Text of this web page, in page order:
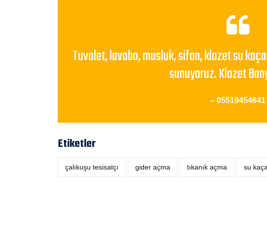
Tuvalet, lavabo, musluk, sifon, klozet su
sunuyoruz. Klozet
– 05519454641
Etiketler
çalıkuşu tesisatçı ‎gider açma tıkanık açma su